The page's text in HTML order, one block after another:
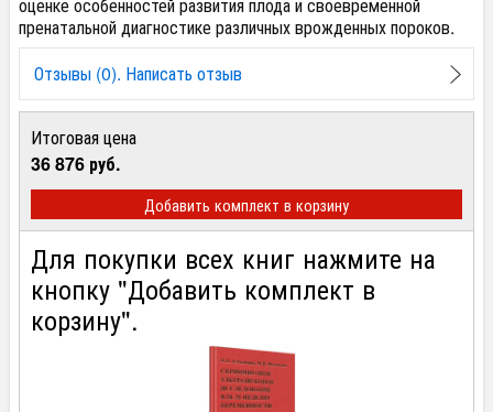
оценке особенностей развития плода и своевременной
пренатальной диагностике различных врожденных пороков.
Отзывы (0). Написать отзыв
Итоговая цена
36 876 руб.
Добавить комплект в корзину
Для покупки всех книг нажмите на
кнопку "Добавить комплект в
корзину".